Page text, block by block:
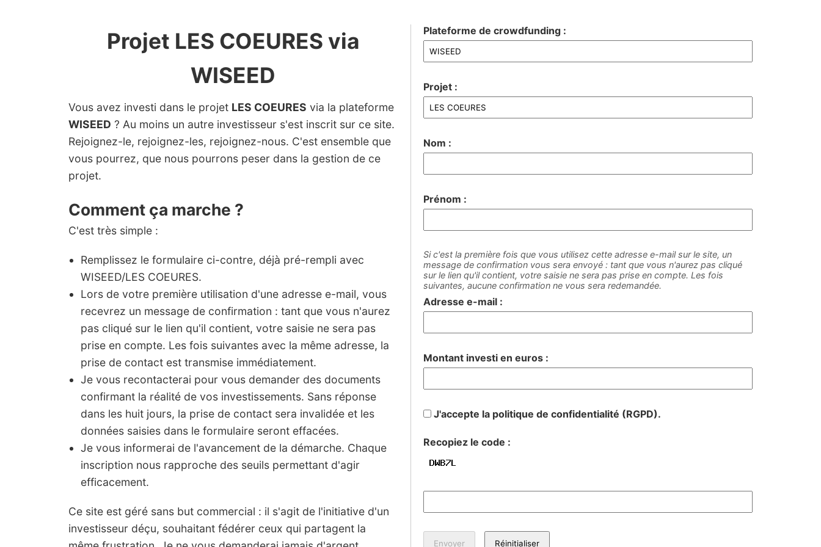
Projet LES COEURES via
WISEED
Vous avez investi dans le projet LES COEURES via la plateforme
WISEED ? Au moins un autre investisseur s'est inscrit sur ce site.
Rejoignez-le, rejoignez-les, rejoignez-nous. C'est ensemble que
vous pourrez, que nous pourrons peser dans la gestion de ce
projet.
Comment ça marche ?
C'est très simple :
Remplissez le formulaire ci-contre, déjà pré-rempli avec
WISEED/LES COEURES.
Lors de votre première utilisation d'une adresse e-mail, vous
recevrez un message de confirmation : tant que vous n'aurez
pas cliqué sur le lien qu'il contient, votre saisie ne sera pas
prise en compte. Les fois suivantes avec la même adresse, la
prise de contact est transmise immédiatement.
Je vous recontacterai pour vous demander des documents
confirmant la réalité de vos investissements. Sans réponse
dans les huit jours, la prise de contact sera invalidée et les
données saisies dans le formulaire seront effacées.
Je vous informerai de l'avancement de la démarche. Chaque
inscription nous rapproche des seuils permettant d'agir
efficacement.
Ce site est géré sans but commercial : il s'agit de l'initiative d'un
investisseur déçu, souhaitant fédérer ceux qui partagent la
Plateforme de crowdfunding :
Projet :
Nom :
Prénom :
Si c'est la première fois que vous utilisez cette adresse e-mail sur le site, un
message de confirmation vous sera envoyé : tant que vous n'aurez pas cliqué
sur le lien qu'il contient, votre saisie ne sera pas prise en compte. Les fois
suivantes, aucune confirmation ne vous sera redemandée.
Adresse e-mail :
Montant investi en euros :
J'accepte la politique de confidentialité (RGPD).
Recopiez le code :